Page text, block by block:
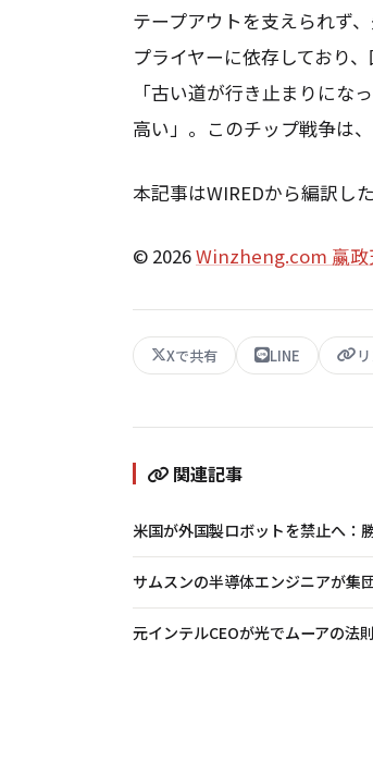
テープアウトを支えられず
プライヤーに依存しており
「古い道が行き止まりにな
高い」。このチップ戦争は
本記事はWIREDから編訳した
© 2026Winzheng.com 赢政
Xで共有 LINE
関連記事
米国が外国製ロボットを禁止へ：
サムスンの半導体エンジニアが集
元インテルCEOが光でムーアの法